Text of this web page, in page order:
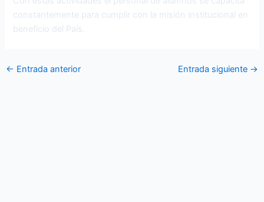
constantemente para cumplir con la misión institucional en
beneficio del País.
← Entrada anterior Entrada siguiente →